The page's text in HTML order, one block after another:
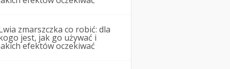
zmarszczka co robić: dla
jest, jak go używać i
efektów oczekiwać